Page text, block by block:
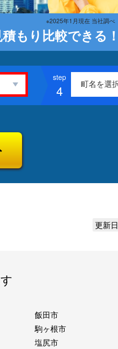
もり比較できる！
※2025年1月現在 当社調べ
4
更新日
飯田市
駒ヶ根市
塩尻市